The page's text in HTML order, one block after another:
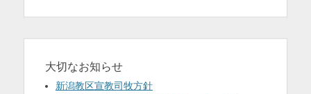
大切なお知らせ
新潟教区宣教司牧方針